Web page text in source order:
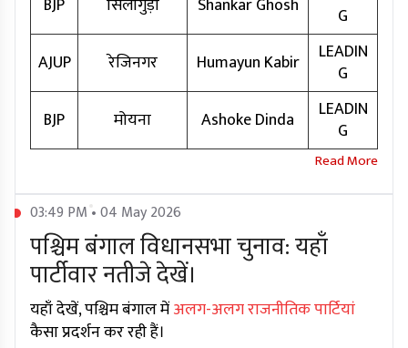
BJP सिलीगुड़ी Shankar Ghosh
G
AJUP
रेजिनगर Humayun Kabir
LEADIN
G
BJP
मोयना Ashoke Dinda
LEADIN
G
03:49 PM • 04 May 2026
पश्चिम बंगाल विधानसभा चुनाव: यहाँ
पार्टीवार नतीजे देखें।
यहाँ देखें, पश्चिम बंगाल मेंअलग-अलग राजनीतिक पार्टियां
कैसा प्रदर्शन कर रही हैं।